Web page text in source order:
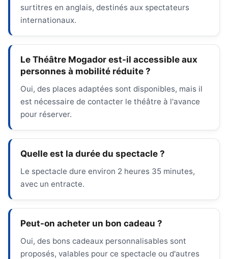
surtitres en anglais, destinés aux spectateurs
internationaux.
Le Théâtre Mogador est-il accessible aux
personnes à mobilité réduite ?
Oui, des places adaptées sont disponibles, mais il
est nécessaire de contacter le théâtre à l'avance
pour réserver.
Quelle est la durée du spectacle ?
Le spectacle dure environ 2 heures 35 minutes,
avec un entracte.
Peut-on acheter un bon cadeau ?
Oui, des bons cadeaux personnalisables sont
proposés, valables pour ce spectacle ou d'autres